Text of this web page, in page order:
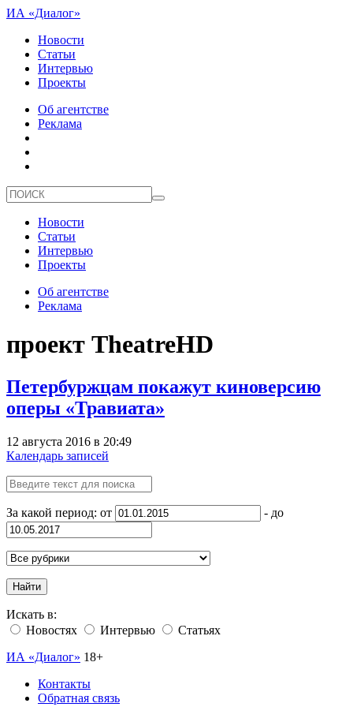
ИА «Диалог»
Новости
Статьи
Интервью
Проекты
Об агентстве
Реклама
Новости
Статьи
Интервью
Проекты
Об агентстве
Реклама
проект TheatreHD
Петербуржцам покажут киноверсию
оперы «Травиата»
12 августа 2016 в 20:49
Календарь записей
За какой период: от - до
Найти
Искать в:
Новостях
Интервью
Статьях
ИА «Диалог» 18+
Контакты
Обратная связь